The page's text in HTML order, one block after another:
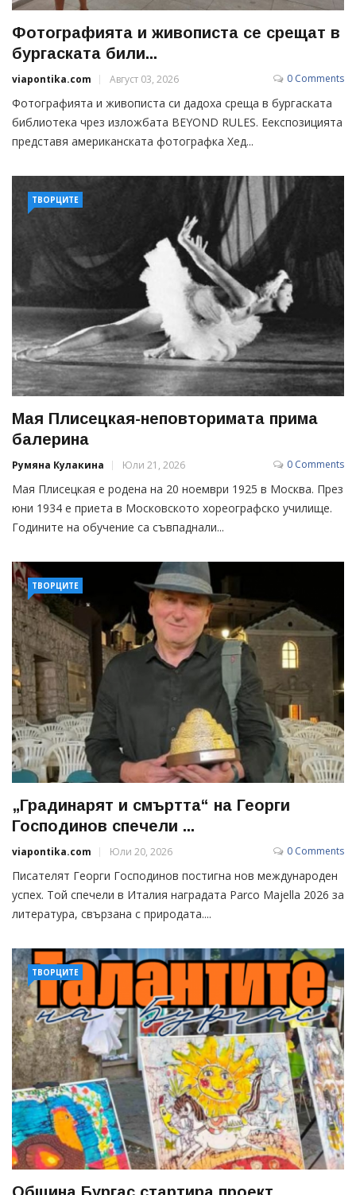
Фотографията и живописта се срещат в
бургаската били...
viapontika.com Август 03, 2026 0 Comments
Фотографията и живописта си дадоха среща в бургаската
библиотека чрез изложбата BEYOND RULES. Еекспозицията
представя американската фотографка Хед...
ТВОРЦИТЕ
Мая Плисецкая-неповторимата прима
балерина
Румяна Кулакина Юли 21, 2026 0 Comments
Мая Плисецкая е родена на 20 ноември 1925 в Москва. През
юни 1934 е приета в Московското хореографско училище.
Годините на обучение са съвпаднали...
ТВОРЦИТЕ
„Градинарят и смъртта“ на Георги
Господинов спечели ...
viapontika.com Юли 20, 2026 0 Comments
Писателят Георги Господинов постигна нов международен
успех. Той спечели в Италия наградата Parco Majella 2026 за
литература, свързана с природата....
ТВОРЦИТЕ